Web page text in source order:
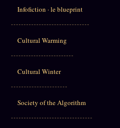
Infofiction · le blueprint
Cultural Warming
Cultural Winter
Society of the Algorithm